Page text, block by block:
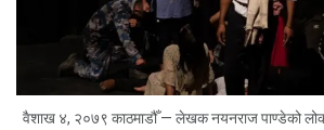
वैशाख ४, २०७९ काठमाडौँ — लेखक नयनराज पाण्डेको